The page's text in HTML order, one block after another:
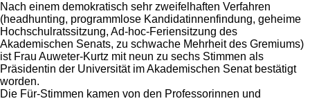
Nach einem demokratisch sehr zweifelhaften Verfahren
(headhunting, programmlose Kandidatinnenfindung, geheime
Hochschulratssitzung, Ad-hoc-Feriensitzung des
Akademischen Senats, zu schwache Mehrheit des Gremiums)
ist Frau Auweter-Kurtz mit neun zu sechs Stimmen als
Präsidentin der Universität im Akademischen Senat bestätigt
worden.
Die Für-Stimmen kamen von den Professorinnen und